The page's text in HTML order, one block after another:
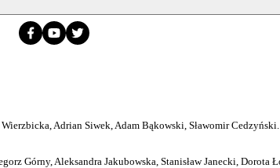
Adrian Siwek, Adam Bąkowski, Sławomir Cedzyński.
Górny, Aleksandra Jakubowska, Stanisław Janecki, Dorota